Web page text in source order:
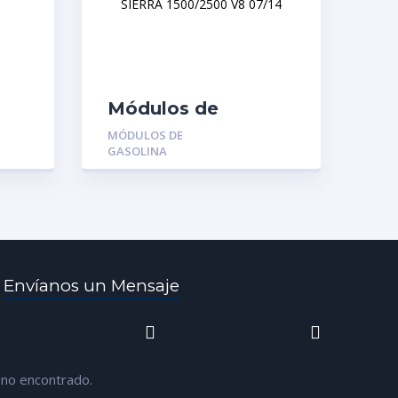
Módulos de
Gasolina MGR-
P76286M:
CHEVROLET
V8 07/14
MÓDULOS DE
GASOLINA
Envíanos un Mensaje
encontrado.